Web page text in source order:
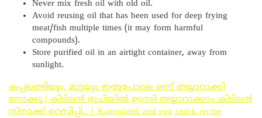
Never mix fresh oil with old oil.
Avoid reusing oil that has been used for deep frying
meat/fish multiple times (it may form harmful
compounds).
Store purified oil in an airtight container, away from
sunlight.
കപ്പലണ്ടിയും, മുട്ടയും ഇതുപോലെ ഒന്ന് തയ്യാറാക്കി
നോക്കൂ.! കിടിലൻ രുചിയിൽ ഉടനടി തയ്യാറാക്കാം കിടിലൻ
സ്നാക്ക് റെസിപ്പി.. | Kappalandi and egg snack recipe